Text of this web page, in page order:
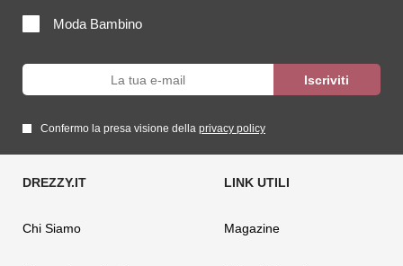
Moda Bambino
Confermo la presa visione della privacy policy
Chi Siamo Magazine